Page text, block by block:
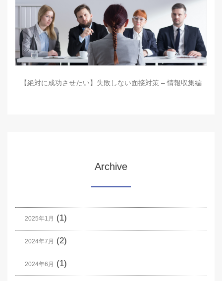
【絶対に成功させたい】失敗しない面接対策 – 情報収集編
Archive
2025年1月 (1)
2024年7月 (2)
2024年6月 (1)